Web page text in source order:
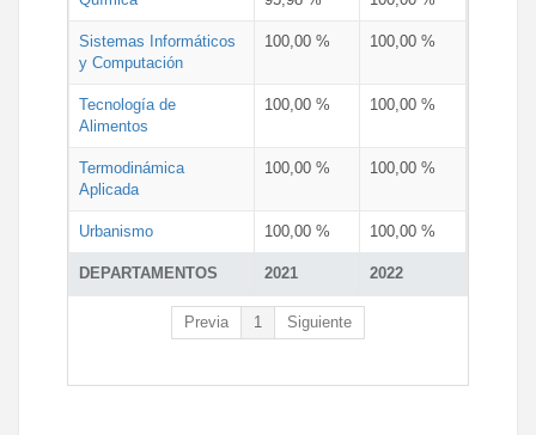
DEPARTAMENTOS 2021 2022
Sistemas Informáticos
y Computación
100,00 % 100,00 %
Tecnología de
Alimentos
100,00 % 100,00 %
Termodinámica
Aplicada
100,00 % 100,00 %
Urbanismo 100,00 % 100,00 %
Previa 1 Siguiente